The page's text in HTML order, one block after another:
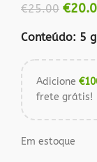
€25.00 €
Conteúdo: 5
Adicione €
frete grátis!
Em estoque